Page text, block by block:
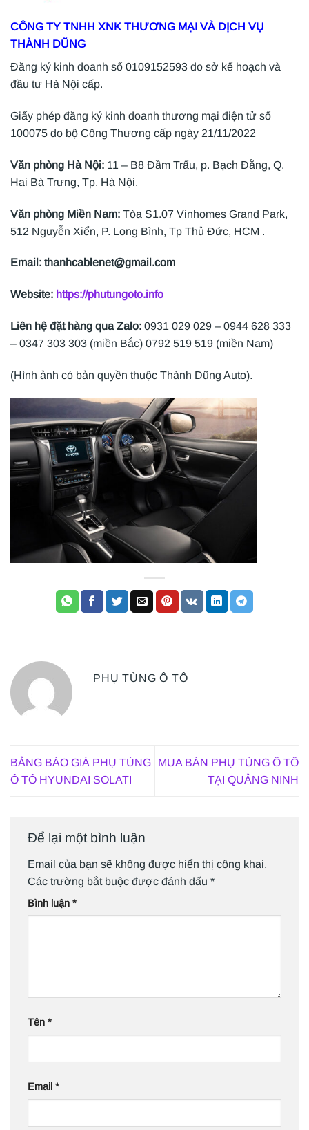
CÔNG TY TNHH XNK THƯƠNG MẠI VÀ DỊCH VỤ
THÀNH DŨNG
Đăng ký kinh doanh số 0109152593 do sở kế hoạch và
đầu tư Hà Nội cấp.
Giấy phép đăng ký kinh doanh thương mại điện tử số
100075 do bộ Công Thương cấp ngày 21/11/2022
Văn phòng Hà Nội: 11 – B8 Đầm Trấu, p. Bạch Đằng, Q.
Hai Bà Trưng, Tp. Hà Nội.
Văn phòng Miền Nam: Tòa S1.07 Vinhomes Grand Park,
512 Nguyễn Xiển, P. Long Bình, Tp Thủ Đức, HCM .
Email: thanhcablenet@gmail.com
Website: https://phutungoto.info
Liên hệ đặt hàng qua Zalo: 0931 029 029 – 0944 628 333
– 0347 303 303 (miền Bắc) 0792 519 519 (miền Nam)
(Hình ảnh có bản quyền thuộc Thành Dũng Auto).
PHỤ TÙNG Ô TÔ
BẢNG BÁO GIÁ PHỤ TÙNG
Ô TÔ HYUNDAI SOLATI
MUA BÁN PHỤ TÙNG Ô TÔ
TẠI QUẢNG NINH
Để lại một bình luận
Email của bạn sẽ không được hiển thị công khai.
Các trường bắt buộc được đánh dấu *
Bình luận *
Tên *
Email *